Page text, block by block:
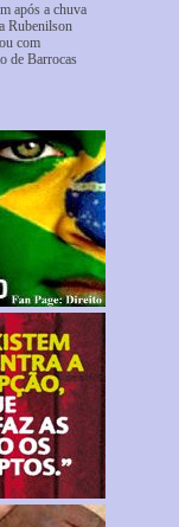
após a chuva
Rubenilson
com
de Barrocas